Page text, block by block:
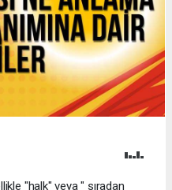
"halk" veya " sıradan